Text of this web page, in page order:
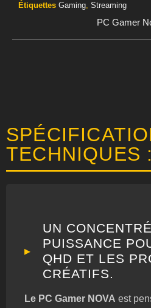
Étiquettes Gaming, Streaming
PC Gamer
TECHNIQUES :
UN
PUISSANCE
QHD ET LES
CRÉATIFS.
Le PC Gamer NOVA est